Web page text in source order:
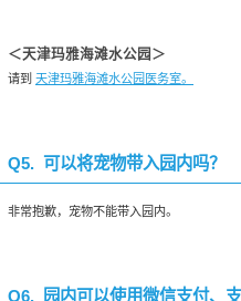
＜天津玛雅海滩水公园＞
请到 天津玛雅海滩水公园医务室。
Q5. 可以将宠物带入园内吗？
非常抱歉，宠物不能带入园内。
Q6. 园内可以使用微信支付、